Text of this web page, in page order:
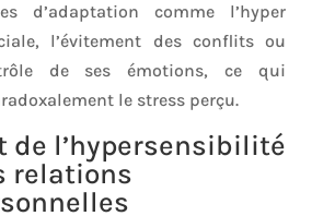
d’adaptation comme l’hyper
l’évitement des conflits ou
de ses émotions, ce qui
le stress perçu.
de l’hypersensibilité
relations